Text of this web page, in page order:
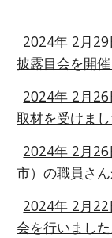
2024年 2月
披露目会を開
2024年 2月
取材を受けまし
2024年 2月
市）の職員さ
2024年 2月
会を行いました